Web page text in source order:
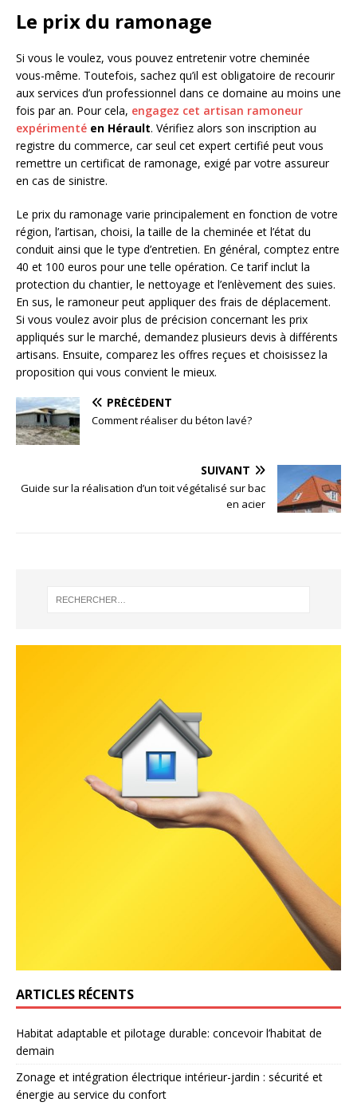
Le prix du ramonage
Si vous le voulez, vous pouvez entretenir votre cheminée
vous-même. Toutefois, sachez qu’il est obligatoire de recourir
aux services d’un professionnel dans ce domaine au moins une
fois par an. Pour cela, engagez cet artisan ramoneur
expérimenté en Hérault. Vérifiez alors son inscription au
registre du commerce, car seul cet expert certifié peut vous
remettre un certificat de ramonage, exigé par votre assureur
en cas de sinistre.
Le prix du ramonage varie principalement en fonction de votre
région, l’artisan, choisi, la taille de la cheminée et l’état du
conduit ainsi que le type d’entretien. En général, comptez entre
40 et 100 euros pour une telle opération. Ce tarif inclut la
protection du chantier, le nettoyage et l’enlèvement des suies.
En sus, le ramoneur peut appliquer des frais de déplacement.
Si vous voulez avoir plus de précision concernant les prix
appliqués sur le marché, demandez plusieurs devis à différents
artisans. Ensuite, comparez les offres reçues et choisissez la
proposition qui vous convient le mieux.
PRÉCÉDENT
Comment réaliser du béton lavé?
SUIVANT
Guide sur la réalisation d’un toit végétalisé sur bac
en acier
ARTICLES RÉCENTS
Habitat adaptable et pilotage durable: concevoir l’habitat de
demain
Zonage et intégration électrique intérieur-jardin : sécurité et
énergie au service du confort